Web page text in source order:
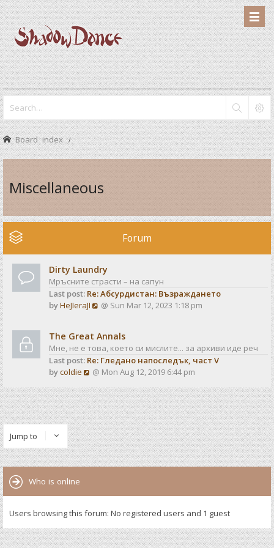
Board index
Miscellaneous
Forum
Dirty Laundry
Мръсните страсти – на сапун
Last post: Re: Абсурдистан: Възраждането
byHeJIeraJI
V
w
t
h
e
a
t
e
s
t
p
o
@ Sun Mar 12, 2023 1:18 pm
The Great Annals
Мне, не е това, което си мислите... за архиви иде реч
Last post: Re: Гледано напоследък, част V
bycoldie
V
e
w
t
h
e
l
a
s
t
o
s
@ Mon Aug 12, 2019 6:44 pm
Jump to
Who is online
Users browsing this forum: No registered users and 1 guest